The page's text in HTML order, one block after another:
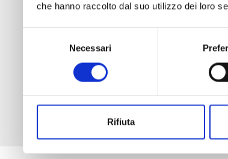
che hanno raccolto dal suo utilizzo dei loro
Necessari
Rifiuta